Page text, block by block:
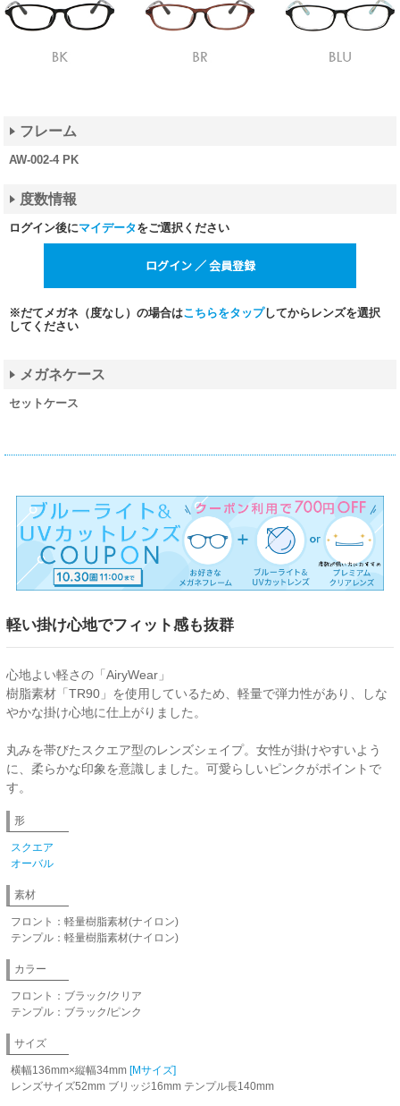
フレーム
AW-002-4 PK
度数情報
ログイン後にマイデータをご選択ください
※だてメガネ（度なし）の場合はこちらをタップしてからレンズを選択
してください
メガネケース
セットケース
軽い掛け心地でフィット感も抜群
心地よい軽さの「AiryWear」
樹脂素材「TR90」を使用しているため、軽量で弾力性があり、しな
やかな掛け心地に仕上がりました。
丸みを帯びたスクエア型のレンズシェイプ。女性が掛けやすいよう
に、柔らかな印象を意識しました。可愛らしいピンクがポイントで
す。
形
スクエア
オーバル
素材
フロント：軽量樹脂素材(ナイロン)
テンプル：軽量樹脂素材(ナイロン)
カラー
フロント：ブラック/クリア
テンプル：ブラック/ピンク
サイズ
横幅136mm×縦幅34mm [Mサイズ]
レンズサイズ52mm ブリッジ16mm テンプル長140mm